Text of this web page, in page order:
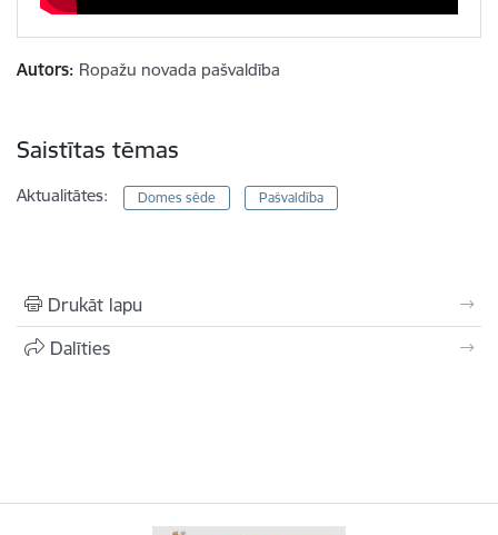
Autors: Ropažu novada pašvaldība
Saistītas tēmas
Aktualitātes: Domes sēde Pašvaldība
Drukāt lapu
Dalīties